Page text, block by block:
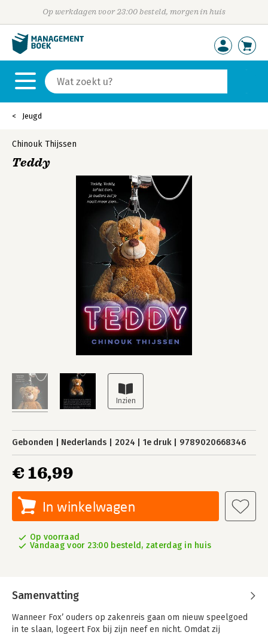
Op werkdagen voor 23:00 besteld, morgen in huis
Jeugd
Chinouk Thijssen
Teddy
Gebonden Nederlands 2024 1e druk 9789020668346
€ 16,99
In winkelwagen
Op voorraad
Vandaag voor 23:00 besteld, zaterdag in huis
Samenvatting
Wanneer Fox’ ouders op zakenreis gaan om nieuw speelgoed
in te slaan, logeert Fox bij zijn neef en nicht. Omdat zij